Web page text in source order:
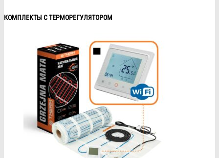
КОМПЛЕКТЫ С ТЕРМОРЕГУЛЯТОРОМ